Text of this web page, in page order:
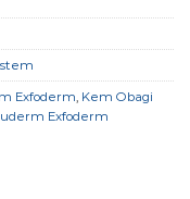
Exfoderm Kem Obagi
Exfoderm